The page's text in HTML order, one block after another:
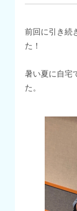
前回に引き続
た！
暑い夏に自宅
た。